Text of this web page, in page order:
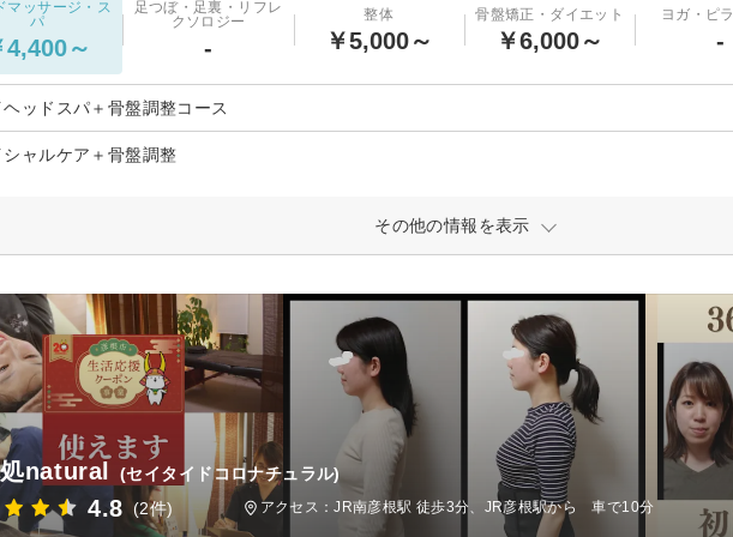
マッサージ・ス
パ
4,400～
足つぼ・足裏・リフレ
クソロジー
-
整体
￥5,000～
骨盤矯正・ダイエット
￥6,000～
ヨガ・ピ
-
ヘッドスパ＋骨盤調整コース
シャルケア＋骨盤調整
その他の情報を表示
natural (セイタイドコロナチュラル)
4.8 (2件) アクセス：JR南彦根駅 徒歩3分、JR彦根駅から 車で10分